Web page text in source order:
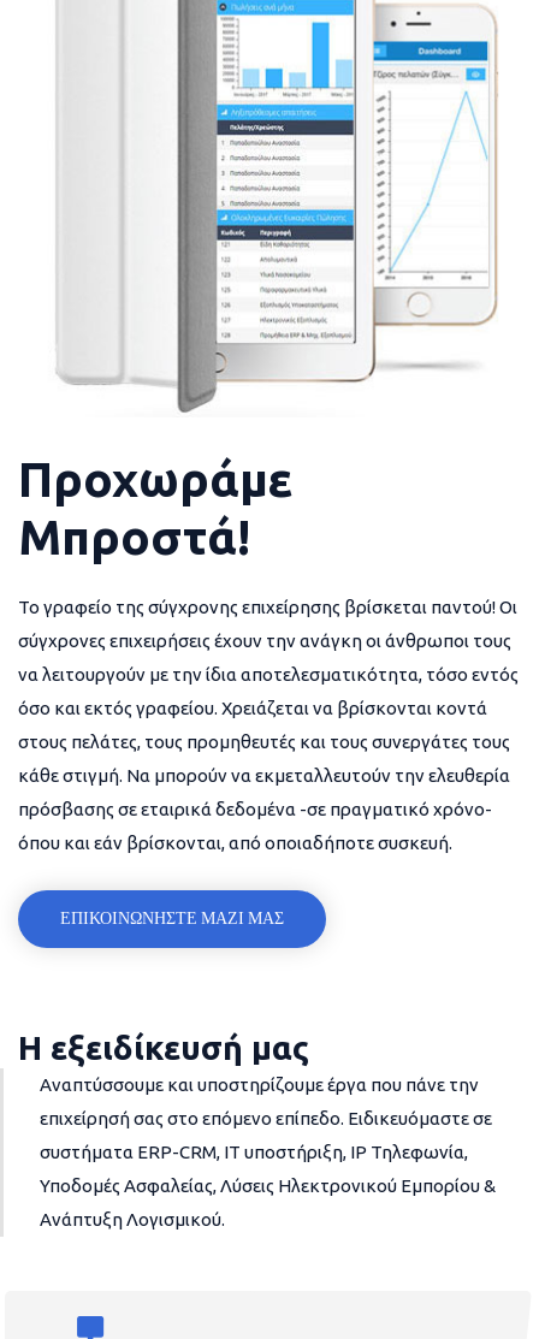
Προχωράμε
Μπροστά!
Το γραφείο της σύγχρονης επιχείρησης βρίσκεται παντού! Οι
σύγχρονες επιχειρήσεις έχουν την ανάγκη οι άνθρωποι τους
να λειτουργούν με την ίδια αποτελεσματικότητα, τόσο εντός
όσο και εκτός γραφείου. Χρειάζεται να βρίσκονται κοντά
στους πελάτες, τους προμηθευτές και τους συνεργάτες τους
κάθε στιγμή. Να μπορούν να εκμεταλλευτούν την ελευθερία
πρόσβασης σε εταιρικά δεδομένα -σε πραγματικό χρόνο-
όπου και εάν βρίσκονται, από οποιαδήποτε συσκευή.
ΕΠΙΚΟΙΝΩΝΗΣΤΕ ΜΑΖΙ ΜΑΣ
Η εξειδίκευσή μας
Αναπτύσσουμε και υποστηρίζουμε έργα που πάνε την
επιχείρησή σας στο επόμενο επίπεδο. Ειδικευόμαστε σε
συστήματα ERP-CRM, IT υποστήριξη, IP Τηλεφωνία,
Υποδομές Ασφαλείας, Λύσεις Ηλεκτρονικού Εμπορίου &
Ανάπτυξη Λογισμικού.